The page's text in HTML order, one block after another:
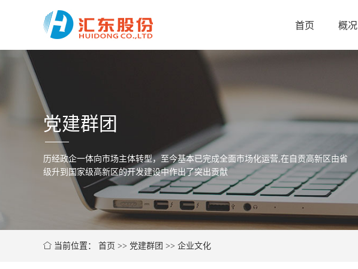
首页 概况
党建群团
历经政企一体向市场主体转型，至今基本已完成全面市场化运营,在自贡高新区由省
级升到国家级高新区的开发建设中作出了突出贡献
当前位置： 首页 >> 党建群团 >> 企业文化